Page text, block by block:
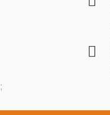
;